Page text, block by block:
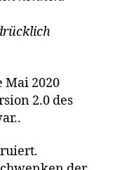
Mai 2020
2.0 des